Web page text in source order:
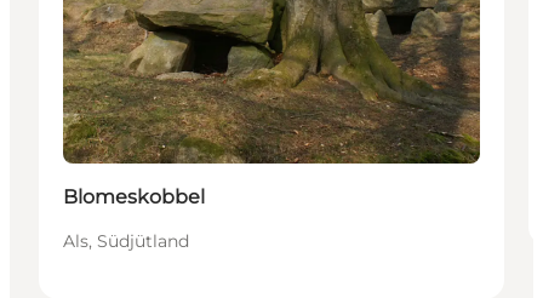
Blomeskobbel
Als, Südjütland